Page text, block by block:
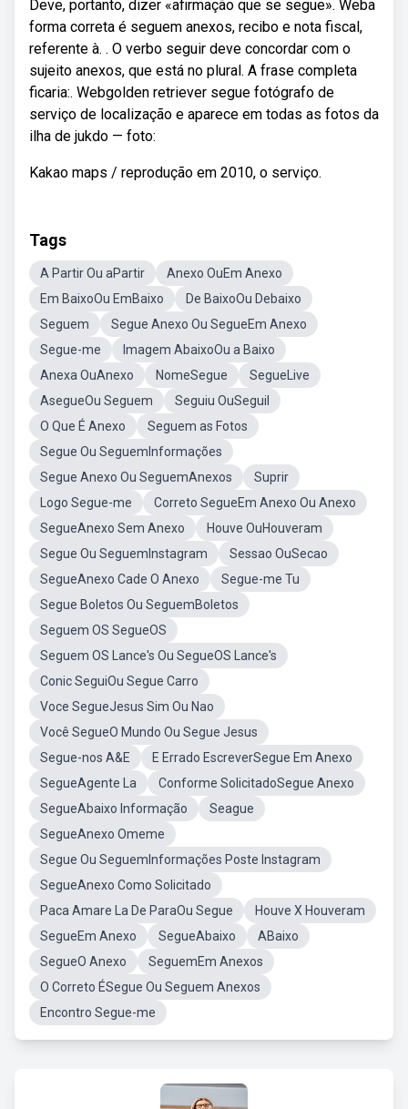
Deve, portanto, dizer «afirmação que se segue». Weba
forma correta é seguem anexos, recibo e nota fiscal,
referente à. . O verbo seguir deve concordar com o
sujeito anexos, que está no plural. A frase completa
ficaria:. Webgolden retriever segue fotógrafo de
serviço de localização e aparece em todas as fotos da
ilha de jukdo — foto:
Kakao maps / reprodução em 2010, o serviço.
Tags
A Partir Ou aPartir
Anexo OuEm Anexo
Em BaixoOu EmBaixo
De BaixoOu Debaixo
Seguem
Segue Anexo Ou SegueEm Anexo
Segue-me
Imagem AbaixoOu a Baixo
Anexa OuAnexo
NomeSegue
SegueLive
AsegueOu Seguem
Seguiu OuSeguil
O Que É Anexo
Seguem as Fotos
Segue Ou SeguemInformações
Segue Anexo Ou SeguemAnexos
Suprir
Logo Segue-me
Correto SegueEm Anexo Ou Anexo
SegueAnexo Sem Anexo
Houve OuHouveram
Segue Ou SeguemInstagram
Sessao OuSecao
SegueAnexo Cade O Anexo
Segue-me Tu
Segue Boletos Ou SeguemBoletos
Seguem OS SegueOS
Seguem OS Lance's Ou SegueOS Lance's
Conic SeguiOu Segue Carro
Voce SegueJesus Sim Ou Nao
Você SegueO Mundo Ou Segue Jesus
Segue-nos A&E
E Errado EscreverSegue Em Anexo
SegueAgente La
Conforme SolicitadoSegue Anexo
SegueAbaixo Informação
Seague
SegueAnexo Omeme
Segue Ou SeguemInformações Poste Instagram
SegueAnexo Como Solicitado
Paca Amare La De ParaOu Segue
Houve X Houveram
SegueEm Anexo
SegueAbaixo
ABaixo
SegueO Anexo
SeguemEm Anexos
O Correto ÉSegue Ou Seguem Anexos
Encontro Segue-me